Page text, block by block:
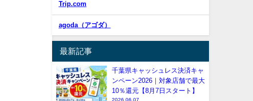
Trip.com
agoda（アゴダ）
最新記事
千葉県キャッシュレス決済キャ
ンペーン2026｜対象店舗で最大
10％還元【8月7日スタート】
2026.06.07